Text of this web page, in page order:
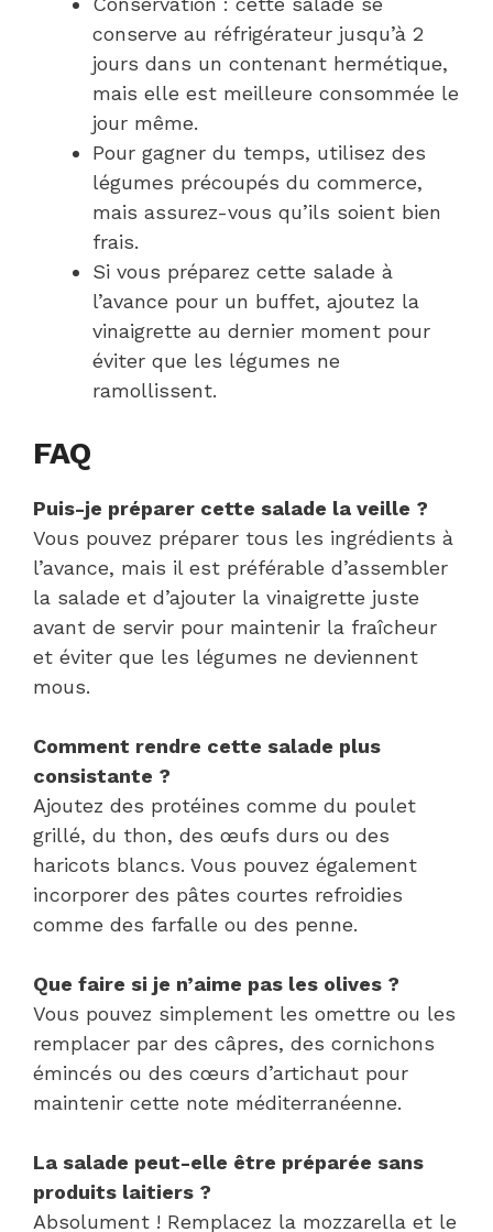
conserve au réfrigérateur jusqu’à 2
jours dans un contenant hermétique,
mais elle est meilleure consommée le
jour même.
Pour gagner du temps, utilisez des
légumes précoupés du commerce,
mais assurez-vous qu’ils soient bien
frais.
Si vous préparez cette salade à
l’avance pour un buffet, ajoutez la
vinaigrette au dernier moment pour
éviter que les légumes ne
ramollissent.
FAQ
Puis-je préparer cette salade la veille ?
Vous pouvez préparer tous les ingrédients à
l’avance, mais il est préférable d’assembler
la salade et d’ajouter la vinaigrette juste
avant de servir pour maintenir la fraîcheur
et éviter que les légumes ne deviennent
mous.
Comment rendre cette salade plus
consistante ?
Ajoutez des protéines comme du poulet
grillé, du thon, des œufs durs ou des
haricots blancs. Vous pouvez également
incorporer des pâtes courtes refroidies
comme des farfalle ou des penne.
Que faire si je n’aime pas les olives ?
Vous pouvez simplement les omettre ou les
remplacer par des câpres, des cornichons
émincés ou des cœurs d’artichaut pour
maintenir cette note méditerranéenne.
La salade peut-elle être préparée sans
produits laitiers ?
Absolument ! Remplacez la mozzarella et le